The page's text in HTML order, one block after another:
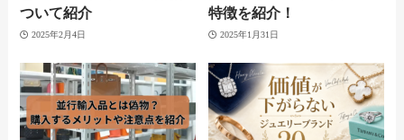
ついて紹介
2025年2月4日
特徴を紹介！
2025年1月31日